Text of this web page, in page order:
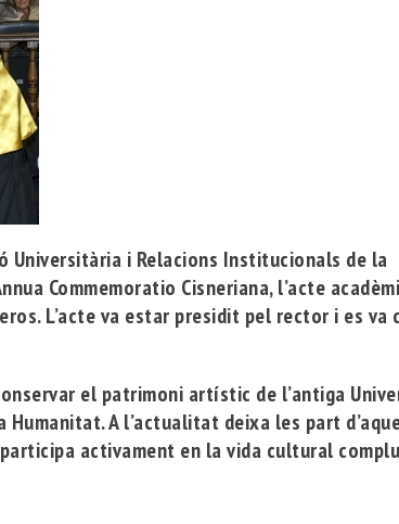
Universitària i Relacions Institucionals de la
Commemoratio Cisneriana, l’acte
L’acte va estar presidit pel rector i es va
el patrimoni artístic de l’antiga
Humanitat. Al’actualitat deixa les part
activament en la vida cultural